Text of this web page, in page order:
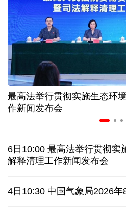
历经十余年，西藏南木林：
情满天山 援疆印记丨安徽支
从助力重建家园到治理乡村
上半年医药工业创新加速突
南京大屠杀历史不容篡改 日
深山里的全球冠军：海外“Z
最高法举行贯彻实施生态环
作新闻发布会
6日10:00 最高法举行贯彻实
解释清理工作新闻发布会
4日10:30 中国气象局2026年